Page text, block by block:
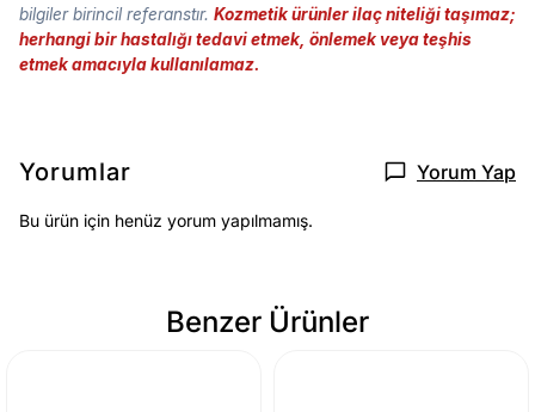
bilgiler birincil referanstır. Kozmetik ürünler ilaç niteliği taşımaz;
herhangi bir hastalığı tedavi etmek, önlemek veya teşhis
etmek amacıyla kullanılamaz.
Yorumlar Yorum Yap
Bu ürün için henüz yorum yapılmamış.
Benzer Ürünler